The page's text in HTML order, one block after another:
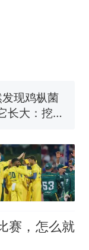
国怕什
现鸡枞菌
长大：挖了
震惊 （视频
话劝弃考
刀的女孩，
赛，怎么就